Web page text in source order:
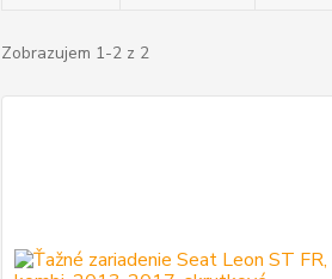
Zobrazujem 1-2 z 2